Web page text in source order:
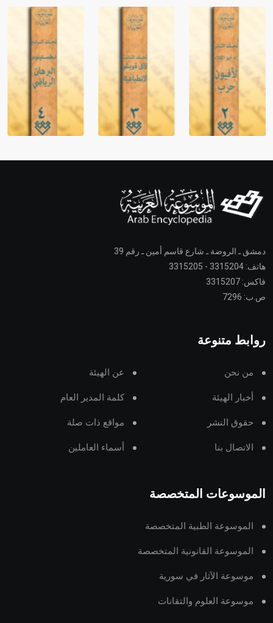
دمشق ـ الروضة ـ شارع قاسم أمين ـ رقم 39
هاتف: 3315204 - 3315205
فاكس: 3315207
ص.ب: 7296
روابط متنوعة
من نحن عن الهيئة
أخبار الهيئة كلمة المدير العام
حقوق النشر مواقع ذات صلة
الاتصال بنا أسماء العاملين
الموسوعات المتخصصة
الموسوعة الطبية المتخصصة
الموسوعة القانونية المتخصصة
موسوعة الآثار في سورية
موسوعة العلوم والتقانات